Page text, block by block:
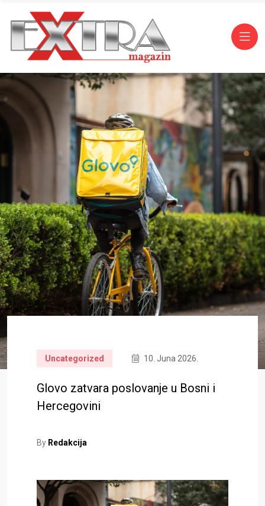
Uncategorized 10. Juna 2026.
Glovo zatvara poslovanje u Bosni i
Hercegovini
By Redakcija